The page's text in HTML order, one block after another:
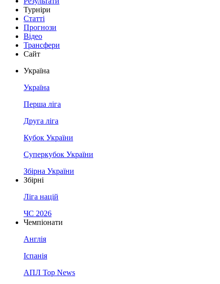
Турніри
Статті
Прогнози
Відео
Трансфери
Сайт
Україна
Україна
Перша ліга
Друга ліга
Кубок України
Суперкубок України
Збірна України
Збірні
Ліга націй
ЧС 2026
Чемпіонати
Англія
Іспанія
АПЛ Top News